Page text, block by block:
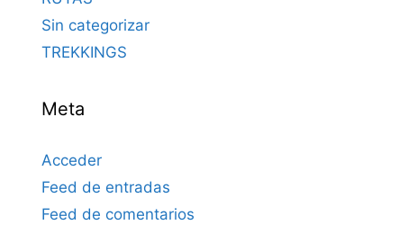
Sin categorizar
TREKKINGS
Meta
Acceder
Feed de entradas
Feed de comentarios